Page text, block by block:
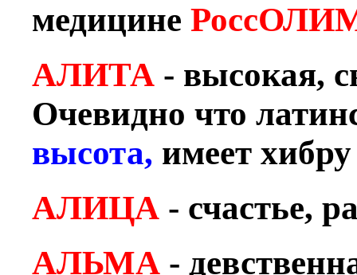
медицине
АЛИТА - высокая,
Очевидно что
высота, имеет
АЛИЦА - счастье,
АЛЬМА -